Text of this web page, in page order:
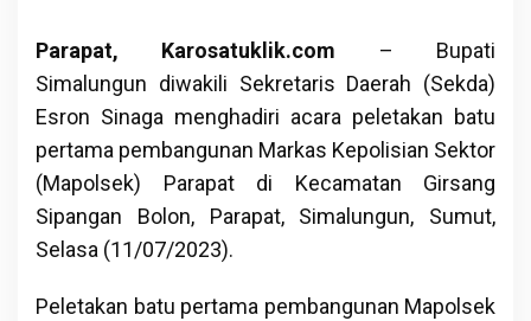
Parapat, Karosatuklik.com – Bupati
Simalungun diwakili Sekretaris Daerah (Sekda)
Esron Sinaga menghadiri acara peletakan batu
pertama pembangunan Markas Kepolisian Sektor
(Mapolsek) Parapat di Kecamatan Girsang
Sipangan Bolon, Parapat, Simalungun, Sumut,
Selasa (11/07/2023).
Peletakan batu pertama pembangunan Mapolsek